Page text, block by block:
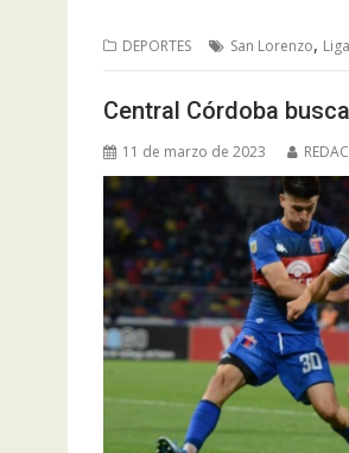
DEPORTES San Lorenzo,
Central Córdoba
11 de marzo de 2023